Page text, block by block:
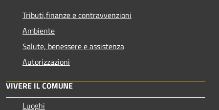
Tributi,finanze e contravvenzioni
Ambiente
Salute, benessere e assistenza
Autorizzazioni
VIVERE IL COMUNE
Luoghi